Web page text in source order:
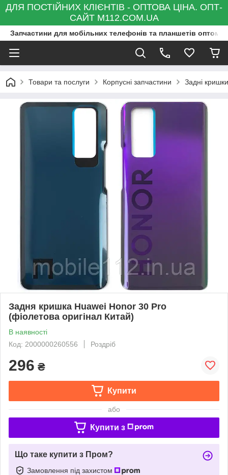
ДЛЯ ПОСТІЙНИХ КЛІЄНТІВ - ОПТОВА ЦІНА. ОПТ-
САЙТ M112.COM.UA
Запчастини для мобільних телефонів та планшетів оптом
Товари та послуги Корпусні запчастини Задні кришки
Задня кришка Huawei Honor 30 Pro
(фіолетова оригінал Китай)
В наявності
Код: 2000000260556
Роздріб
296 ₴
Купити
або
Купити з
Що таке купити з Пром?
Замовлення під захистом